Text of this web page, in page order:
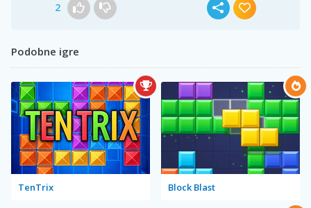
2
Podobne igre
TenTrix Block Blast